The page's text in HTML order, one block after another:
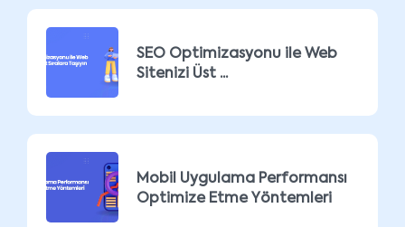
SEO Optimizasyonu ile Web
Sitenizi Üst ...
Mobil Uygulama Performansı
Optimize Etme Yöntemleri